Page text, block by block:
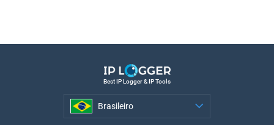
Best IP Logger & IP Tools
Brasileiro